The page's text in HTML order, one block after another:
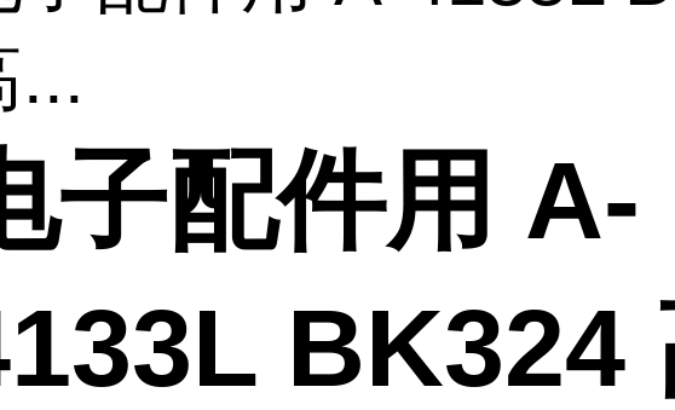
...
子配件用 A-
BK324